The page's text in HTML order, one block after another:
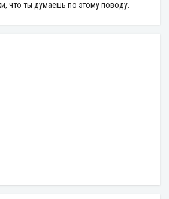
что ты думаешь по этому поводу.